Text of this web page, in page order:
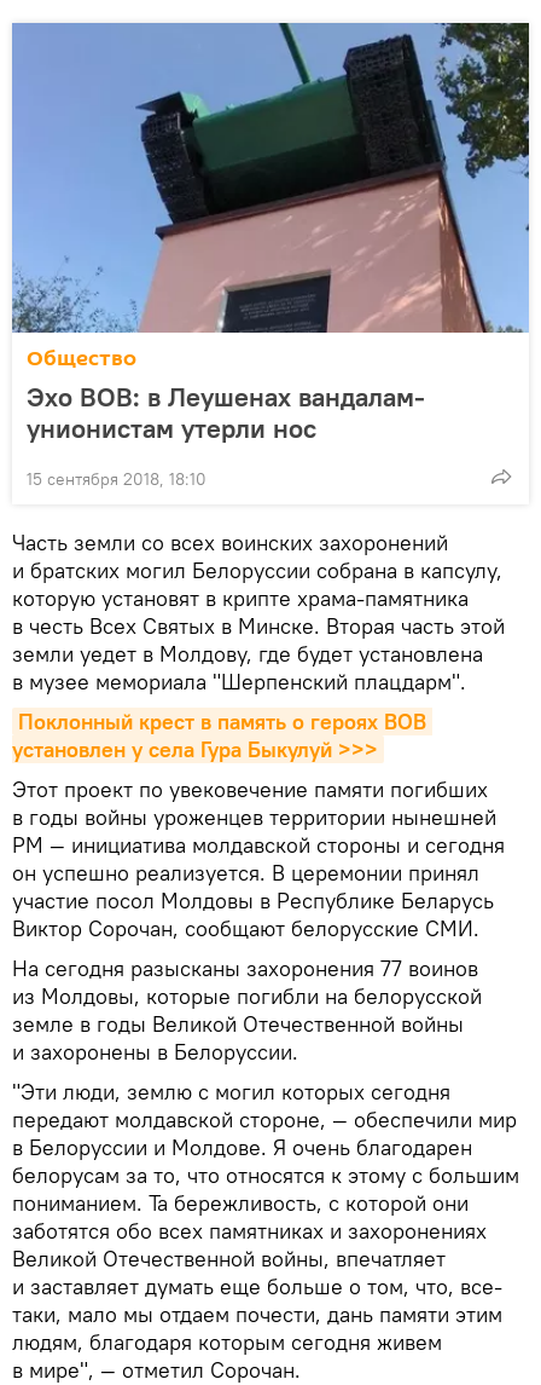
Общество
Эхо ВОВ: в Леушенах вандалам-
унионистам утерли нос
15 сентября 2018, 18:10
Часть земли со всех воинских захоронений
и братских могил Белоруссии собрана в капсулу,
которую установят в крипте храма-памятника
в честь Всех Святых в Минске. Вторая часть этой
земли уедет в Молдову, где будет установлена
в музее мемориала "Шерпенский плацдарм".
Поклонный крест в память о героях ВОВ
установлен у села Гура Быкулуй >>>
Этот проект по увековечение памяти погибших
в годы войны уроженцев территории нынешней
РМ — инициатива молдавской стороны и сегодня
он успешно реализуется. В церемонии принял
участие посол Молдовы в Республике Беларусь
Виктор Сорочан, сообщают белорусские СМИ.
На сегодня разысканы захоронения 77 воинов
из Молдовы, которые погибли на белорусской
земле в годы Великой Отечественной войны
и захоронены в Белоруссии.
"Эти люди, землю с могил которых сегодня
передают молдавской стороне, — обеспечили мир
в Белоруссии и Молдове. Я очень благодарен
белорусам за то, что относятся к этому с большим
пониманием. Та бережливость, с которой они
заботятся обо всех памятниках и захоронениях
Великой Отечественной войны, впечатляет
и заставляет думать еще больше о том, что, все-
таки, мало мы отдаем почести, дань памяти этим
людям, благодаря которым сегодня живем
в мире", — отметил Сорочан.